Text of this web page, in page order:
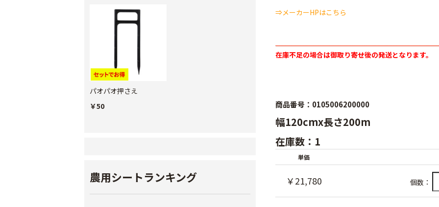
パオパオ押さえ
￥50
農用シートランキング
⇒メーカーHPはこちら
在庫不足の場合は御取り寄せ後の発送となります。
商品番号：0105006200000
幅120cmx長さ200m
在庫数：1
単価
￥21,780 個数：